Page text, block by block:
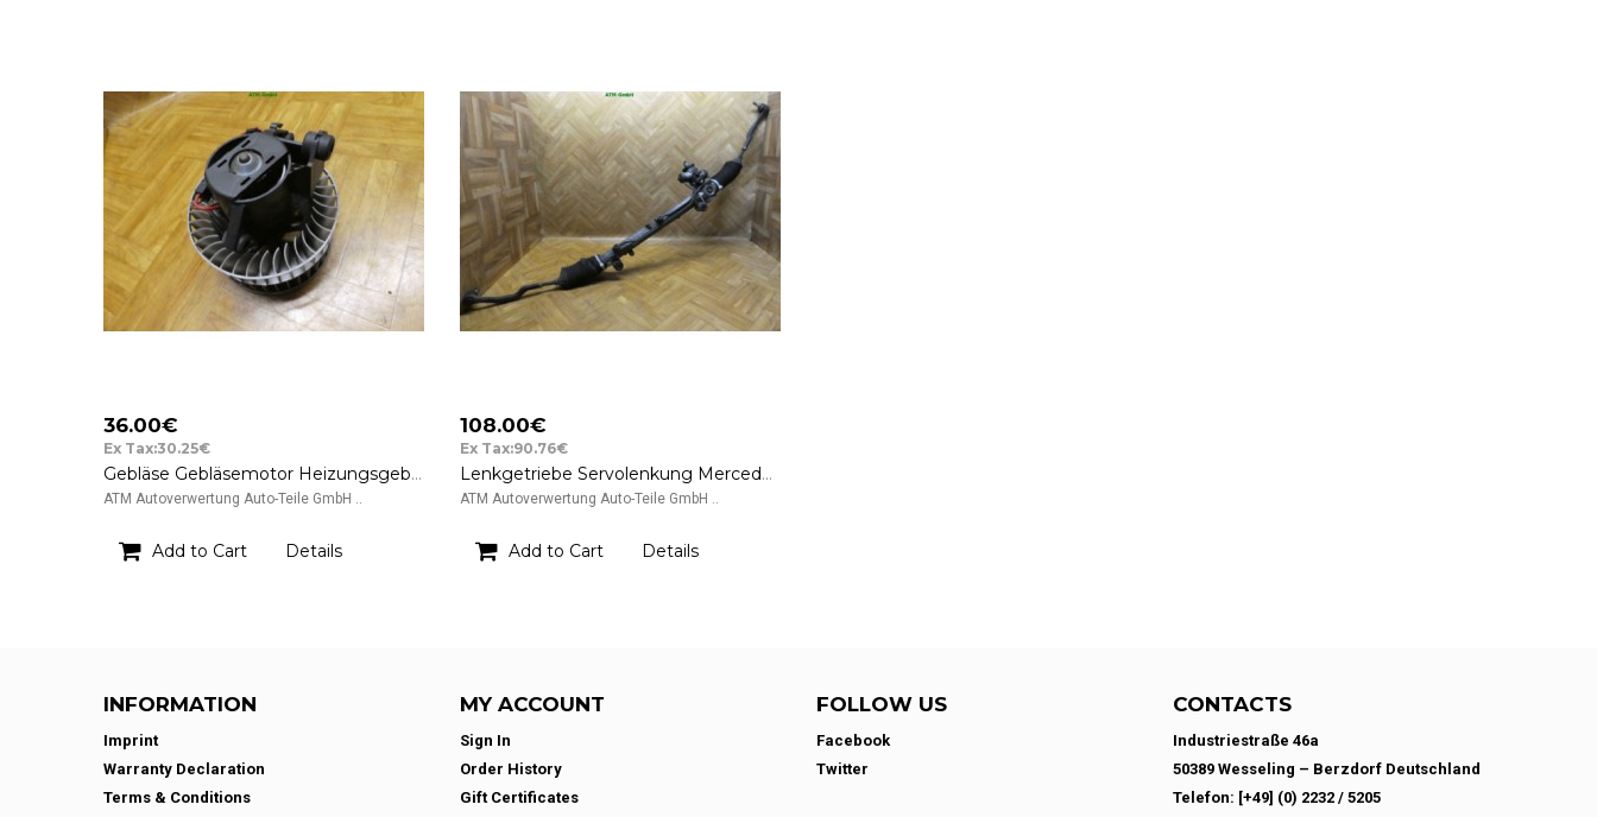
36.00€
Ex Tax:30.25€
Gebläse Gebläsemotor Heizungsgebläse Mercedes Benz A-Klasse W168
ATM Autoverwertung Auto-Teile GmbH ..
Add to Cart Details
108.00€
Ex Tax:90.76€
Lenkgetriebe Servolenkung Mercedes Benz A-Klasse W168 A1684610401
ATM Autoverwertung Auto-Teile GmbH ..
Add to Cart Details
INFORMATION
Imprint
Warranty Declaration
Terms & Conditions
MY ACCOUNT
Sign In
Order History
Gift Certificates
FOLLOW US
Facebook
Twitter
CONTACTS
Industriestraße 46a
50389 Wesseling – Berzdorf Deutschland
Telefon: [+49] (0) 2232 / 5205